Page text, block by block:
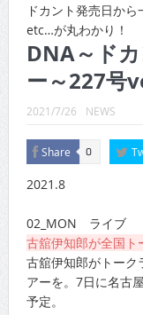
CINEMA×STYLE
CINEMA×STYLE
CINEMA×STYLE
CINEMA×STYLE
ドカント発売日か
etc…が丸わかり！
DNA～ド
ー～227号
2021/7/26 NEWS
Share 0
2021.8
02_MON ライブ
古舘伊知郎が全国ト
古舘伊知郎がトーク
アーを。7日に名古
予定。